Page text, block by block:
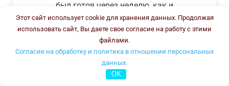
был готов через неделю, как и
обещали.Теперь муж бегает и извиняется.
Этот сайт использует cookie для хранения данных. Продолжая
использовать сайт, Вы даете свое согласие на работу с этими
файлами.
Согласие на обработку и политика в отношении персональных
данных.
OK